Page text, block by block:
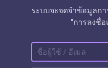
ระบบจะจดจำข้อมูลก
"การลงชื่อ